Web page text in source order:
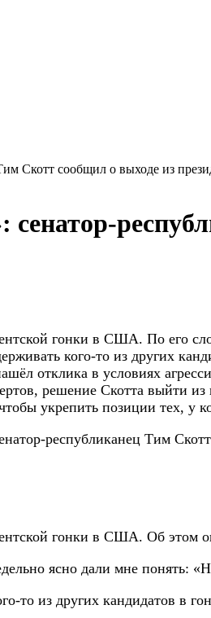
Скотт сообщил о выходе из
сенатор-
гонки в США. По его
кого-то из других
отклика в условиях
решение Скотта выйти из
укрепить позиции тех, у
гонки в США. Об этом
ясно дали мне понять:
то из других кандидатов в